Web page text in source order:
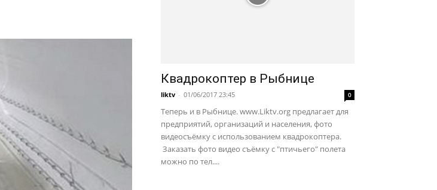
Квадрокоптер в Рыбнице
liktv - 01/06/2017 23:45 0
Теперь и в Рыбнице. www.Liktv.org предлагает для
предприятий, организаций и населения, фото
видеосъёмку с использованием квадрокоптера.
Заказать фото видео съёмку с "птичьего" полета
можно по тел....